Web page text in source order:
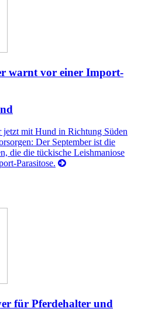
warnt vor einer Import-
jetzt mit Hund in Richtung Süden
Der September ist die
die die tückische Leishmaniose
Parasitose.
für Pferdehalter und